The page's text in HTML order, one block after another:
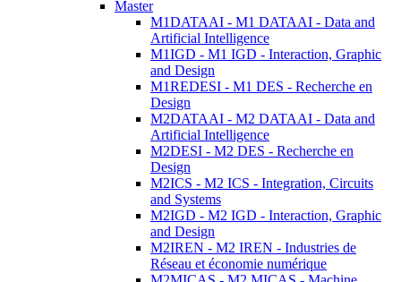
Master
M1DATAAI - M1 DATAAI - Data and
Artificial Intelligence
M1IGD - M1 IGD - Interaction, Graphic
and Design
M1REDESI - M1 DES - Recherche en
Design
M2DATAAI - M2 DATAAI - Data and
Artificial Intelligence
M2DESI - M2 DES - Recherche en
Design
M2ICS - M2 ICS - Integration, Circuits
and Systems
M2IGD - M2 IGD - Interaction, Graphic
and Design
M2IREN - M2 IREN - Industries de
Réseau et économie numérique